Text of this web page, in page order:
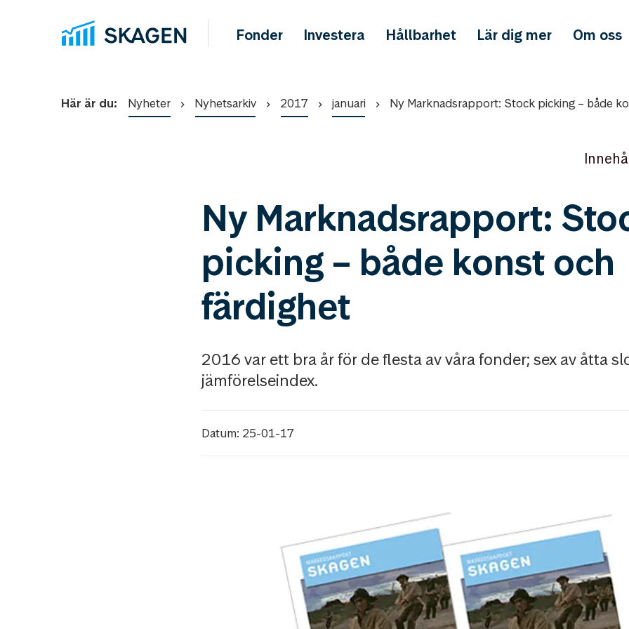
Fonder Investera Hållbarhet Lär dig mer Om oss
Här är du: Nyheter Nyhetsarkiv 2017 januari Ny Marknadsrapport: Stock picking – både
Ny Marknadsrapport:
picking – både konst och
färdighet
2016 var ett bra år för de flesta av våra fonder; sex av åtta
jämförelseindex.
Datum: 25-01-17